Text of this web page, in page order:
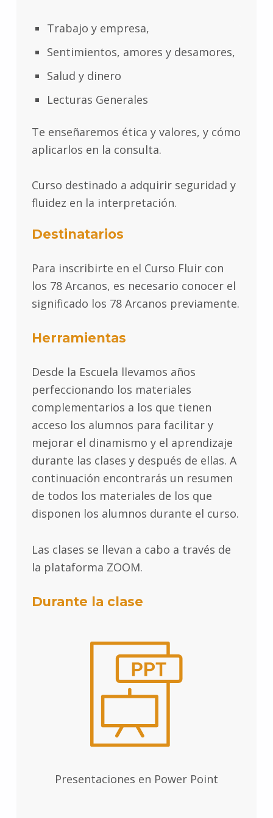
Trabajo y empresa,
Sentimientos, amores y desamores,
Salud y dinero
Lecturas Generales
Te enseñaremos ética y valores, y cómo
aplicarlos en la consulta.
Curso destinado a adquirir seguridad y
fluidez en la interpretación.
Destinatarios
Para inscribirte en el Curso Fluir con
los 78 Arcanos, es necesario conocer el
significado los 78 Arcanos previamente.
Herramientas
Desde la Escuela llevamos años
perfeccionando los materiales
complementarios a los que tienen
acceso los alumnos para facilitar y
mejorar el dinamismo y el aprendizaje
durante las clases y después de ellas. A
continuación encontrarás un resumen
de todos los materiales de los que
disponen los alumnos durante el curso.
Las clases se llevan a cabo a través de
la plataforma ZOOM.
Durante la clase
Presentaciones en Power Point